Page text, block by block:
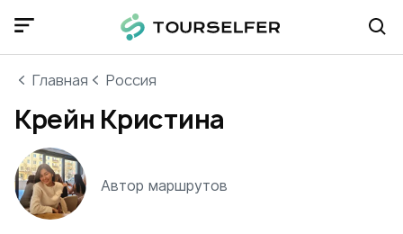
Главная Россия
Крейн Кристина
Автор маршрутов